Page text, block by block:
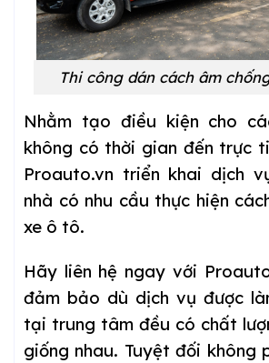
Thi công dán cách âm
Nhằm tạo điều kiện cho
không có thời gian đến trực
Proauto.vn triển khai dịch
nhà có nhu cầu thực hiện
xe ô tô.
Hãy liên hệ ngay với
đảm bảo dù dịch vụ được
tại trung tâm đều có chất
giống nhau. Tuyệt đối không